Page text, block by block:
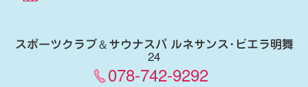
スポーツクラブ＆サウナスパ ルネサンス･ビエラ明舞
24
078-742-9292